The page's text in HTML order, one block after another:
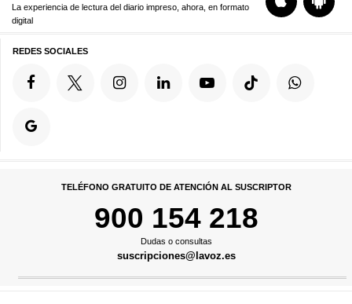
La experiencia de lectura del diario impreso, ahora, en formato
digital
REDES SOCIALES
TELÉFONO GRATUITO DE ATENCIÓN AL SUSCRIPTOR
900 154 218
Dudas o consultas
suscripciones@lavoz.es